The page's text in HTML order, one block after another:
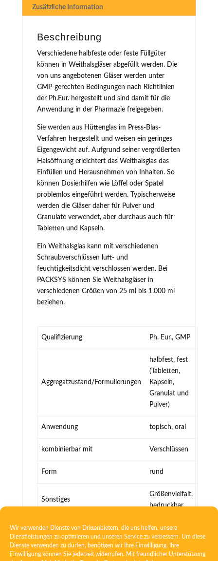
Wir verwenden Dienste von Drittanbietern, die uns helfen, unsere
Dienstleistungen zu optimieren und unseren Service zu verbessern. Um diese
Dienste verwenden zu dürfen, benötigen wir Ihre Einwilligung. Ihre
Einwilligung können Sie jederzeit widerrufen. Mit freundlicher Unterstützung
Zusätzliche Information
Beschreibung
Verschiedene halbfeste oder feste Füllgüter
können in Weithalsgläser abgefüllt werden. Die
von uns angebotenen Gläser werden unter
GMP-gerechten Bedingungen nach Richtlinien
der Ph.Eur. hergestellt und sind damit für die
Anwendung in der Pharmazie freigegeben.
Sie werden aus Hüttenglas im Press-Blas-
Verfahren hergestellt und weisen ein geringes
Eigengewicht auf. Aufgrund seiner vergrößerten
Halsöffnung erleichtert das Weithalsglas das
Einfüllen und Herausnehmen von Inhalten. So
können Dosierhilfen wie Löffel oder Spatel
problemlos eingeführt werden. Typischerweise
werden die Gläser daher für Pulver und
Granulate verwendet, aber durchaus auch für
Tabletten und Kapseln.
Ein Weithalsglas kann mit verschiedenen
Schraubverschlüssen luft- und
feuchtigkeitsdicht verschlossen werden. Bei
PACKSYS können Sie Weithalsgläser in
verschiedenen Größen von 25 ml bis 1.000 ml
beziehen.
Qualifizierung Ph. Eur., GMP
Aggregatzustand/Formulierungen
halbfest, fest
(Tabletten,
Kapseln,
Granulat und
Pulver)
Anwendung topisch, oral
kombinierbar mit Verschlüssen
Form rund
Sonstiges
Größenvielfalt,
bedruckbar